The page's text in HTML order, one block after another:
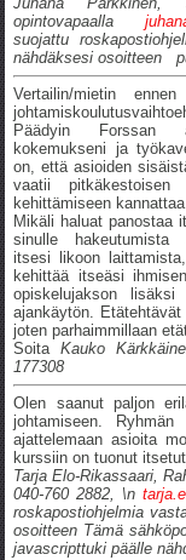
opintovapaalla
suojattu
nähdäksesi osoitteen
Vertailin/mietin
Päädyin Forssan
kokemukseni ja
on, että asioiden
vaatii
kehittämiseen
Mikäli haluat panostaa
sinulle hakeutumista
itsesi likoon
kehittää itseäsi
opiskelujakson
ajankäytön.
joten parhaimmillaan
SoitaKauko
177308
Olen saanut paljon
johtamiseen.
ajattelemaan asioita
kurssiin on tuonut
Tarja Elo-Rikassaari,
040-760 2882, \n
roskapostiohjelmia
osoitteen Tämä
javascripttuki päälle